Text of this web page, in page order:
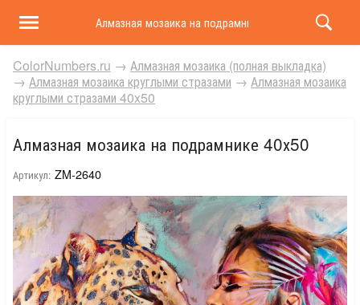
Алмазная мозаика на подрамнике 40х50
ColorNumbers.ru → Алмазная мозаика (полная выкладка)
→ Алмазная мозаика круглыми стразами → Алмазная мозаика
круглыми стразами 40x50
Алмазная мозаика на подрамнике 40х50
Артикул: ZM-2640